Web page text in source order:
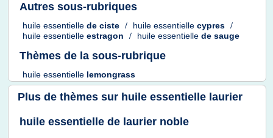
Autres sous-rubriques
huile essentielle de ciste / huile essentielle cypres /
huile essentielle estragon / huile essentielle de sauge
Thèmes de la sous-rubrique
huile essentielle lemongrass
Plus de thèmes sur huile essentielle laurier
huile essentielle de laurier noble